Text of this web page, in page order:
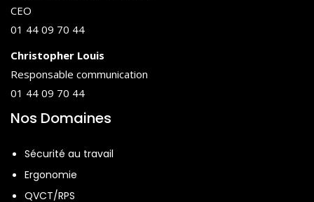
CEO
01 44 09 70 44
Christopher Louis
Responsable communication
01 44 09 70 44
Nos Domaines
Sécurité au travail
Ergonomie
QVCT/RPS